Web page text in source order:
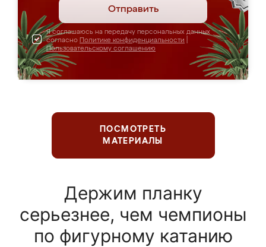
Отправить
Я соглашаюсь на передачу персональных данных
согласно Политике конфиденциальности
Пользовательскому соглашению
ПОСМОТРЕТЬ
МАТЕРИАЛЫ
Держим планку
серьезнее, чем чемпионы
по фигурному катанию